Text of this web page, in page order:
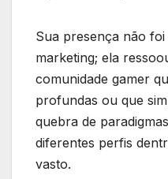
Sua presença não
marketing; ela
comunidade gamer
profundas ou que
quebra de
diferentes perfis
vasto.